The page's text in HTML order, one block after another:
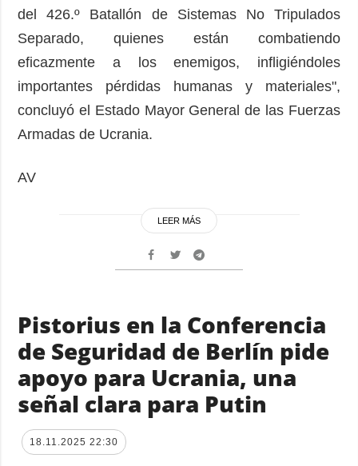
del 426.º Batallón de Sistemas No Tripulados
Separado, quienes están combatiendo
eficazmente a los enemigos, infligiéndoles
importantes pérdidas humanas y materiales",
concluyó el Estado Mayor General de las Fuerzas
Armadas de Ucrania.
AV
LEER MÁS
Pistorius en la Conferencia
de Seguridad de Berlín pide
apoyo para Ucrania, una
señal clara para Putin
18.11.2025 22:30